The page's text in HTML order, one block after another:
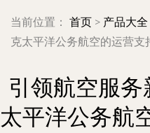
当前位置： 首页 > 产品大全
克太平洋公务航空的运营支
引领航空服
太平洋公务航